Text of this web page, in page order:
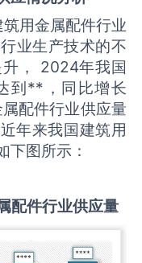
用金属配件行业
业生产技术的不
， 2024年我国
到**，同比增长
配件行业供应量
年来我国建筑用
下图所示：
配件行业供应量